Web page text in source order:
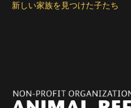
新しい家族を見つけた子たち